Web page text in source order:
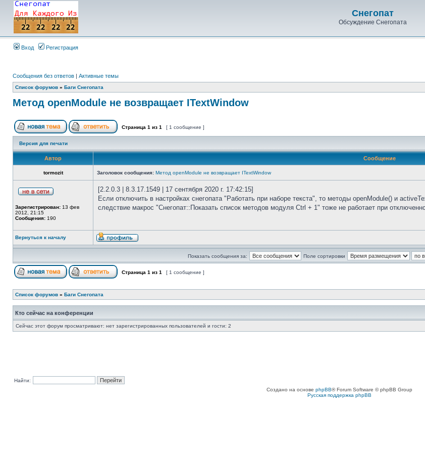
Снегопат
Обсуждение Снегопата
Вход Регистрация
Сообщения без ответов | Активные темы
Список форумов » Баги Снегопата
Метод openModule не возвращает ITextWindow
Страница 1 из 1 [ 1 сообщение ]
Версия для печати
Автор Сообщение
tormozit Заголовок сообщения: Метод openModule не возвращает ITextWindow
Зарегистрирован: 13 фев
2012, 21:15
Сообщения: 190
[2.2.0.3 | 8.3.17.1549 | 17 сентября 2020 г. 17:42:15]
Если отключить в настройках снегопата "Работать при наборе текста", то методы openModule() и
следствие макрос "Снегопат::Показать список методов модуля Ctrl + 1" тоже не работает при
Вернуться к началу
Показать сообщения за: Поле сортировки
Страница 1 из 1 [ 1 сообщение ]
Список форумов » Баги Снегопата
Кто сейчас на конференции
Сейчас этот форум просматривают: нет зарегистрированных пользователей и гости: 2
Найти:
Создано на основе phpBB® Forum Software © phpBB Group
Русская поддержка phpBB